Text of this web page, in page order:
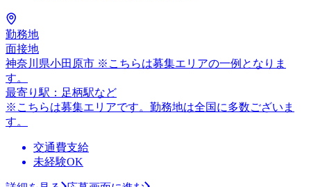
勤務地
面接地
神奈川県小田原市 ※こちらは募集エリアの一例となりま
す。
最寄り駅：足柄駅など
※こちらは募集エリアです。勤務地は全国に多数ございま
す。
交通費支給
未経験OK